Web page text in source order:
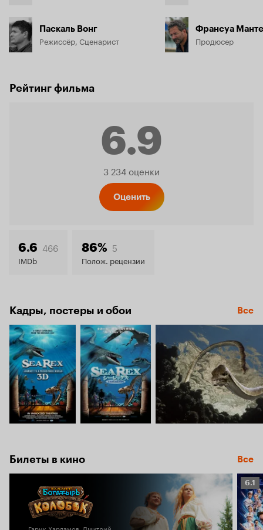
Паскаль Вонг
Режиссёр, Сценарист
Франсуа
Продюсер
Рейтинг фильма
6.9
Рейтинг
6.9
3 234 оценки
Оценить
6.6 466
IMDb
86% 5
Полож. рецензии
Кадры, постеры и обои Все
Билеты в кино Все
6.1
6.1